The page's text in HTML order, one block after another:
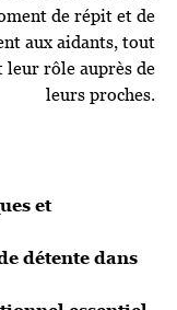
de répit et de
aux aidants, tout
leur rôle auprès de
leurs proches.
et
détente dans